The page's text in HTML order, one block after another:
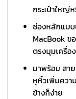
กระเป๋าใหญ่
ช่องหลักแบ
MacBook
ตรงมุมเครื่อ
มาพร้อม สา
หูหิ้วเพิ่มควา
ข้างก็ง่าย